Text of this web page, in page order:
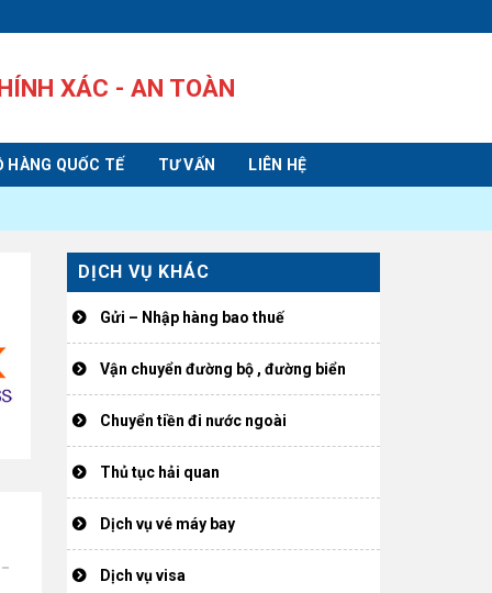
XÁC - AN TOÀN
HÀNG QUỐC TẾ TƯ VẤN LIÊN HỆ
DỊCH VỤ KHÁC
Gửi – Nhập hàng bao thuế
Vận chuyển đường bộ , đường biển
Chuyển tiền đi nước ngoài
Thủ tục hải quan
Dịch vụ vé máy bay
Dịch vụ visa